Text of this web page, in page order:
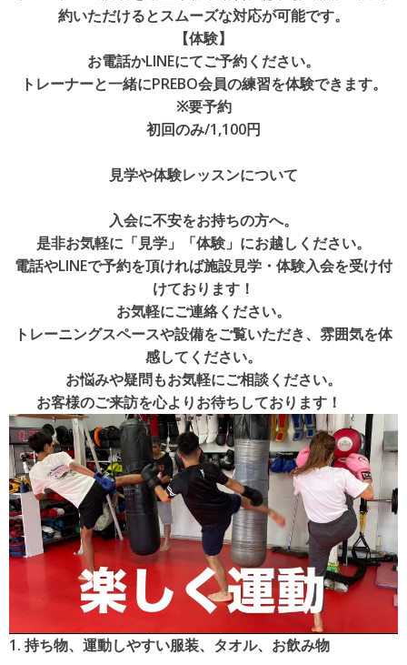
約いただけるとスムーズな対応が可能です。
【体験】
お電話かLINEにてご予約ください。
トレーナーと一緒にPREBO会員の練習を体験できます。
※要予約
初回のみ/1,100円
見学や体験レッスンについて
入会に不安をお持ちの方へ。
是非お気軽に「見学」「体験」にお越しください。
電話やLINEで予約を頂ければ施設見学・体験入会を受け付
けております！
お気軽にご連絡ください。
トレーニングスペースや設備をご覧いただき、雰囲気を体
感してください。
お悩みや疑問もお気軽にご相談ください。
お客様のご来訪を心よりお待ちしております！
1. 持ち物、運動しやすい服装、タオル、お飲み物